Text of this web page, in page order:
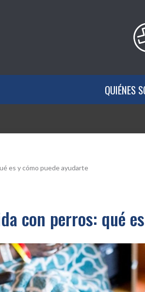
QUIÉNES
es y cómo puede ayudarte
con perros: qué